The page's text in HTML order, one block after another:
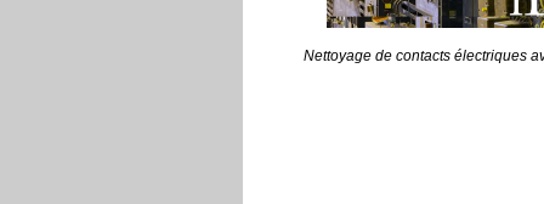
Nettoyage de contacts électriques